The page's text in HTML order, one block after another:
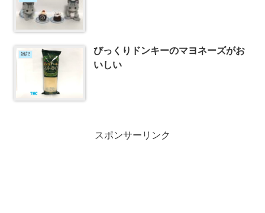
雑記
びっくりドンキーのマヨネーズがお
いしい
スポンサーリンク